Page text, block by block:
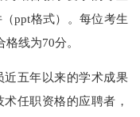
ppt格式）。每位考生
线为70分。
五年以来的学术成果
任职资格的应聘者，